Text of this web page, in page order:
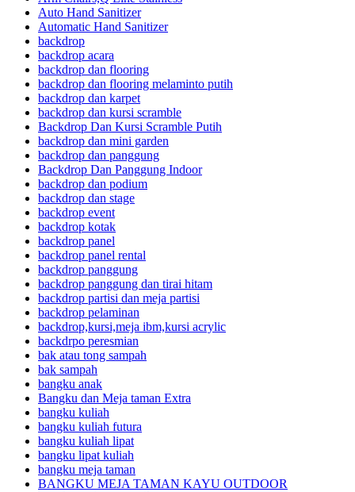
Auto Hand Sanitizer
Automatic Hand Sanitizer
backdrop
backdrop acara
backdrop dan flooring
backdrop dan flooring melaminto putih
backdrop dan karpet
backdrop dan kursi scramble
Backdrop Dan Kursi Scramble Putih
backdrop dan mini garden
backdrop dan panggung
Backdrop Dan Panggung Indoor
backdrop dan podium
backdrop dan stage
backdrop event
backdrop kotak
backdrop panel
backdrop panel rental
backdrop panggung
backdrop panggung dan tirai hitam
backdrop partisi dan meja partisi
backdrop pelaminan
backdrop,kursi,meja ibm,kursi acrylic
backdrpo peresmian
bak atau tong sampah
bak sampah
bangku anak
Bangku dan Meja taman Extra
bangku kuliah
bangku kuliah futura
bangku kuliah lipat
bangku lipat kuliah
bangku meja taman
BANGKU MEJA TAMAN KAYU OUTDOOR